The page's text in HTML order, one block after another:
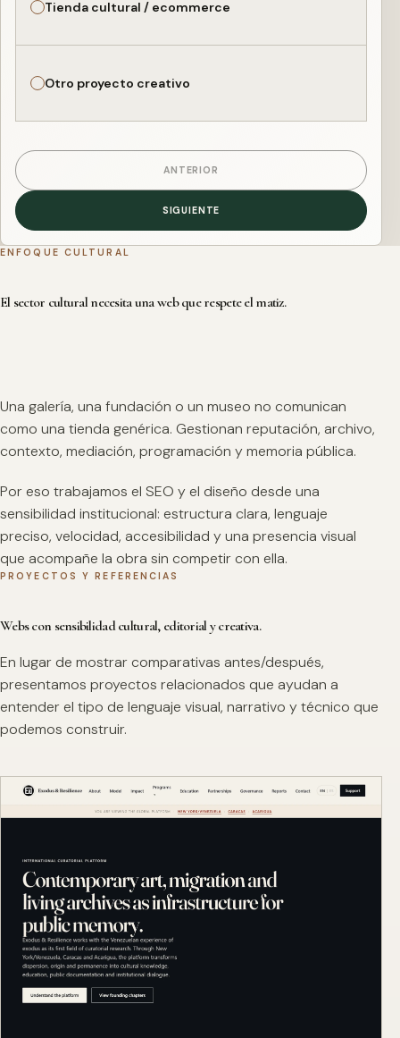
Tienda cultural / ecommerce
Otro proyecto creativo
ANTERIOR
SIGUIENTE
ENFOQUE CULTURAL
El sector cultural necesita una web que respete el matiz.
Una galería, una fundación o un museo no comunican
como una tienda genérica. Gestionan reputación, archivo,
contexto, mediación, programación y memoria pública.
Por eso trabajamos el SEO y el diseño desde una
sensibilidad institucional: estructura clara, lenguaje
preciso, velocidad, accesibilidad y una presencia visual
que acompañe la obra sin competir con ella.
PROYECTOS Y REFERENCIAS
Webs con sensibilidad cultural, editorial y creativa.
En lugar de mostrar comparativas antes/después,
presentamos proyectos relacionados que ayudan a
entender el tipo de lenguaje visual, narrativo y técnico que
podemos construir.